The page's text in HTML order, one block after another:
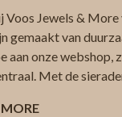
Voos Jewels &
gemaakt van
aan onze webshop,
Met de